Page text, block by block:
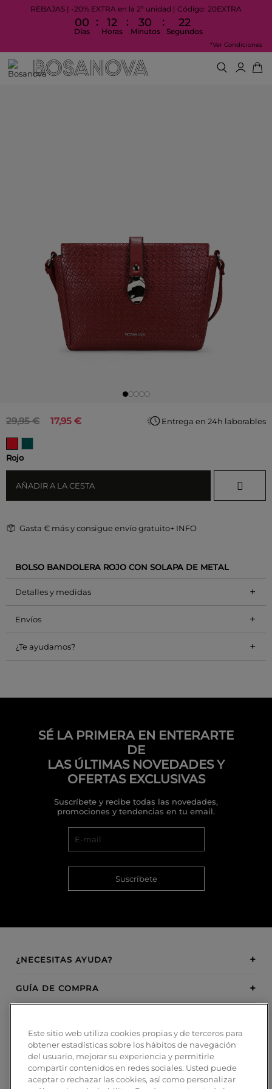
REBAJAS | -20% EXTRA en la 2ª unidad | Código: 20EXTRA
00
Días
: 12
Horas
: 30
Minutos
: 22
Segundos
*Ver Condiciones
17,95 €
29,95 €
Rojo
AÑADIR A LA CESTA
Entrega en 24h laborables
Gasta € más y consigue envío gratuito+ INFO
BOLSO BANDOLERA ROJO CON SOLAPA DE METAL
Detalles y medidas +
Envíos +
¿Te ayudamos? +
SÉ LA PRIMERA EN ENTERARTE
DE
LAS ÚLTIMAS NOVEDADES Y
OFERTAS EXCLUSIVAS
Suscríbete y recibe todas las novedades,
promociones y tendencias en tu email.
Suscríbete
¿NECESITAS AYUDA?
GUÍA DE COMPRA
INSPIRATION
MÉTODOS DE PAGO
Este sitio web utiliza cookies propias y de terceros para
obtener estadísticas sobre los hábitos de navegación
del usuario, mejorar su experiencia y permitirle
compartir contenidos en redes sociales. Usted puede
aceptar o rechazar las cookies, así como personalizar